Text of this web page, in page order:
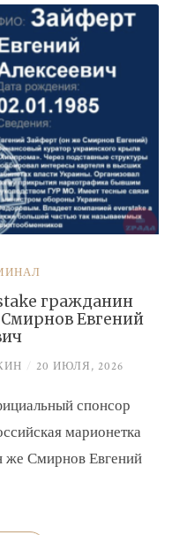
гражданин
Евгений
/ 20 ИЮЛЯ, 2026
спонсор
марионетка
же Смирнов Евгений